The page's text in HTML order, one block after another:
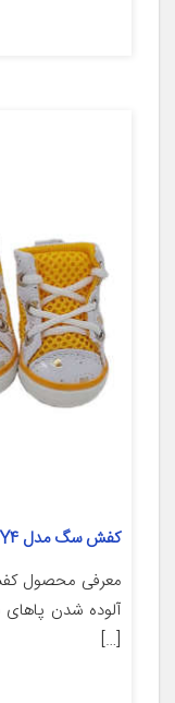
کفش سگ مدل SY4 سایز 4 بسته 4 عددی
معرفی محصول کفش
آلوده شدن
[…]